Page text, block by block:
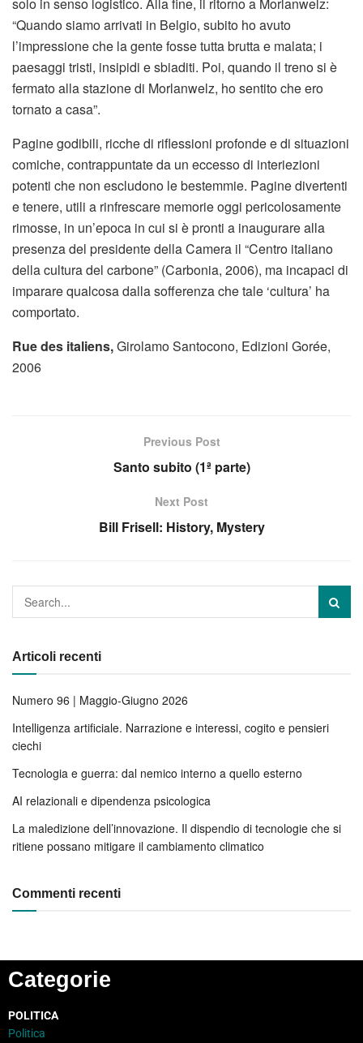
“Quando siamo arrivati in Belgio, subito ho avuto
l’impressione che la gente fosse tutta brutta e malata; i
paesaggi tristi, insipidi e sbiaditi. Poi, quando il treno si è
fermato alla stazione di Morlanwelz, ho sentito che ero
tornato a casa”.
Pagine godibili, ricche di riflessioni profonde e di situazioni
comiche, contrappuntate da un eccesso di interiezioni
potenti che non escludono le bestemmie. Pagine divertenti
e tenere, utili a rinfrescare memorie oggi pericolosamente
rimosse, in un’epoca in cui si è pronti a inaugurare alla
presenza del presidente della Camera il “Centro italiano
della cultura del carbone” (Carbonia, 2006), ma incapaci di
imparare qualcosa dalla sofferenza che tale ‘cultura’ ha
comportato.
Rue des italiens,Girolamo Santocono, Edizioni Gorée,
2006
Previous Post
Santo subito (1ª parte)
Next Post
Bill Frisell: History, Mystery
Articoli recenti
Numero 96 | Maggio-Giugno 2026
Intelligenza artificiale. Narrazione e interessi, cogito e pensieri
ciechi
Tecnologia e guerra: dal nemico interno a quello esterno
AI relazionali e dipendenza psicologica
La maledizione dell’innovazione. Il dispendio di tecnologie che si
ritiene possano mitigare il cambiamento climatico
Commenti recenti
Categorie
POLITICA
Politica